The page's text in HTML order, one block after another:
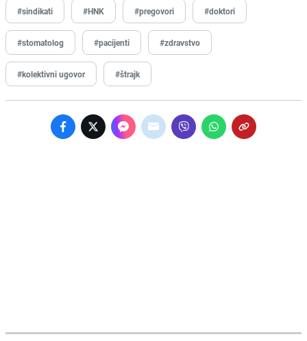
#sindikati #HNK #pregovori #doktori
#stomatolog #pacijenti #zdravstvo
#kolektivni ugovor #štrajk